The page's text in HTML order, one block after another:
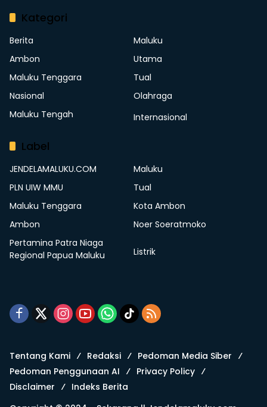
Kategori
Berita
Maluku
Ambon
Utama
Maluku Tenggara
Tual
Nasional
Olahraga
Maluku Tengah
Internasional
Label
JENDELAMALUKU.COM
Maluku
PLN UIW MMU
Tual
Maluku Tenggara
Kota Ambon
Ambon
Noer Soeratmoko
Pertamina Patra Niaga
Regional Papua Maluku
Listrik
Tentang Kami Redaksi
Pedoman Media Siber
Pedoman Penggunaan AI
Privacy Policy
Disclaimer
Indeks Berita